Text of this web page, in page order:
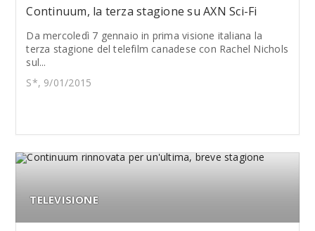
Continuum, la terza stagione su AXN Sci-Fi
Da mercoledì 7 gennaio in prima visione italiana la
terza stagione del telefilm canadese con Rachel Nichols
sul...
S*, 9/01/2015
TELEVISIONE